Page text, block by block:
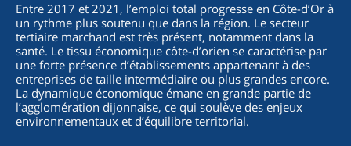
Entre 2017 et 2021, l’emploi total progresse en Côte-d’Or à
un rythme plus soutenu que dans la région. Le secteur
tertiaire marchand est très présent, notamment dans la
santé. Le tissu économique côte-d’orien se caractérise par
une forte présence d’établissements appartenant à des
entreprises de taille intermédiaire ou plus grandes encore.
La dynamique économique émane en grande partie de
l’agglomération dijonnaise, ce qui soulève des enjeux
environnementaux et d’équilibre territorial.